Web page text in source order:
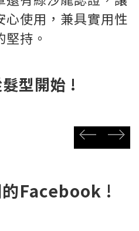
使用，兼具實用性
持。
型開始 !
prev next
Facebook !